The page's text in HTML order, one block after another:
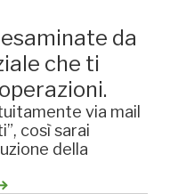
da
che ti
via mail
così sarai
della